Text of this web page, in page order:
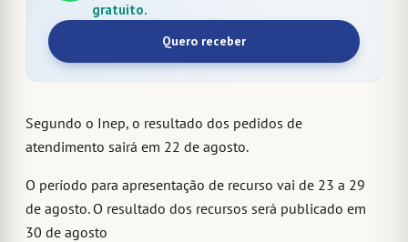
gratuito.
Quero receber
Segundo o Inep, o resultado dos pedidos de
atendimento sairá em 22 de agosto.
O período para apresentação de recurso vai de 23 a 29
de agosto. O resultado dos recursos será publicado em
30 de agosto